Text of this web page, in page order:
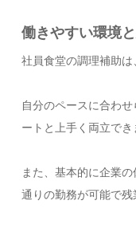
働きやすい環境
社員食堂の調理補助は
自分のペースに合わ
ートと上手く両立でき
また、基本的に企業
通りの勤務が可能で残